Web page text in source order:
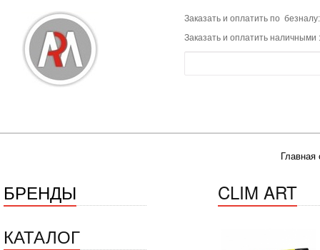
Заказать и оплатить по
Заказать и оплатить наличными
Главная
БРЕНДЫ
КАТАЛОГ
CLIM ART